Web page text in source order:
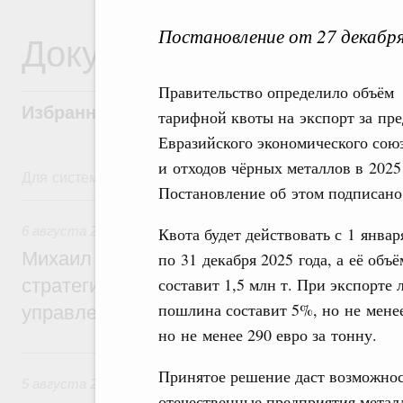
Постановление от 27
Правительство определило объём
тарифной квоты на экспорт за
Евразийского экономического
и отходов чёрных металлов в
Постановление об этом
Квота будет действовать с 1
по 31 декабря 2025 года, а её
составит 1,5 млн т. При экспорте
пошлина составит 5%, но не
но не менее 290 евро за тонну.
Принятое решение даст
Документы
Избранные документы со справками к
Для системного поиска перейдите в раздел "Поиск по
6 августа, четверг
Технологическое развитие. Инновации
Михаил Мишустин дал поручения по
стратегической сессии о
управления научно-технологическим
Вопросы производительности труда и